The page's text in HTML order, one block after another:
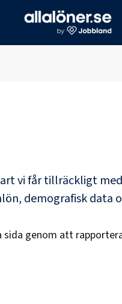
vi får tillräckligt
demografisk
sida genom att